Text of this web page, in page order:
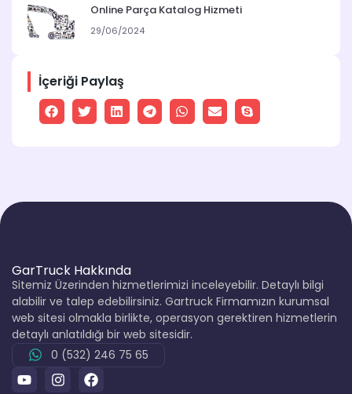
Online Parça Katalog Hizmeti
29/06/2024
İçeriği Paylaş
GarTruck Hakkında
Sitemiz Üzerinden hizmetlerimizi inceleyebilir. Detaylı bilgi
alabilir ve talep edebilirsiniz. Gartruck Firmamızın kurumsal
web sitesi olmakla birlikte, operasyon gerektiren hizmetlerin
detaylı anlatıldığı bir web sitesidir.
0 (532) 246 75 65